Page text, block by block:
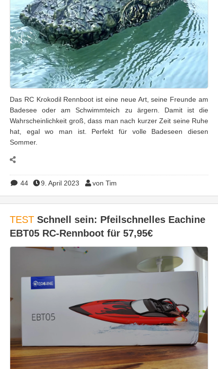
Das RC Krokodil Rennboot ist eine neue Art, seine Freunde am
Badesee oder am Schwimmteich zu ärgern. Damit ist die
Wahrscheinlichkeit groß, dass man nach kurzer Zeit seine Ruhe
hat, egal wo man ist. Perfekt für volle Badeseen diesen
Sommer.
44 9. April 2023 von Tim
TEST Schnell sein: Pfeilschnelles Eachine
EBT05 RC-Rennboot für 57,95€